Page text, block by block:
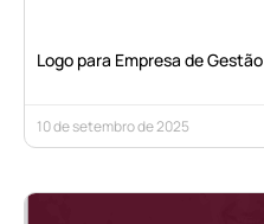
Logo para Empresa de
10 de setembro de 2025